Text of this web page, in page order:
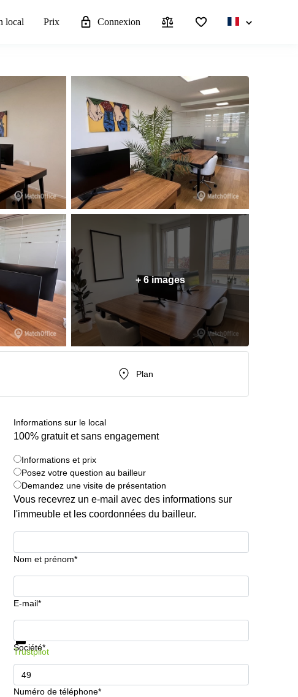
local Prix Connexion
+ 6 images
Plan
Informations sur le local
100% gratuit et sans engagement
Informations et prix
Posez votre question au bailleur
Demandez une visite de présentation
Vous recevrez un e-mail avec des informations sur
l'immeuble et les coordonnées du bailleur.
Nom et prénom*
E-mail*
Société*
Numéro de téléphone*
Informations et prix
Trustpilot